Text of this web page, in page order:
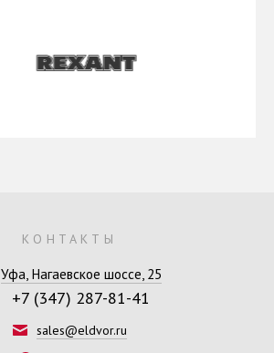
КОНТАКТЫ
Уфа, Нагаевское шоссе, 25
+7 (347) 287-81-41
sales@eldvor.ru